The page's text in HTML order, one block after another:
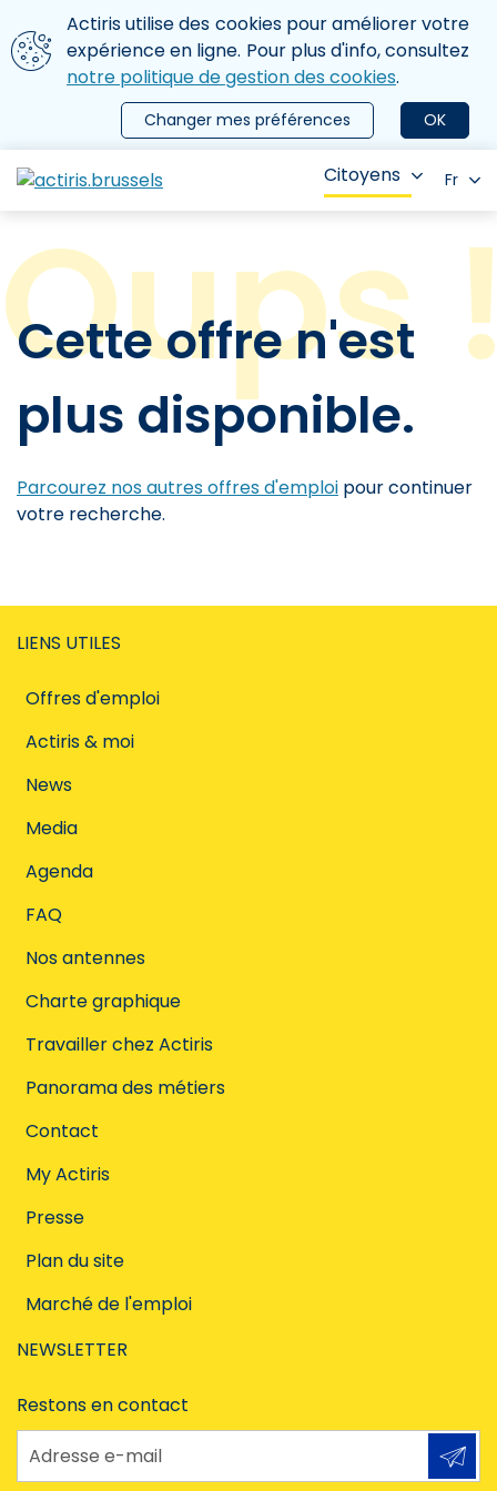
Aller au contenu principal
Nous utilisons des cookies
Actiris utilise des cookies pour améliorer votre
expérience en ligne. Pour plus d'info, consultez
notre politique de gestion des cookies.
OK
Changer mes préférences
le menu
Citoyens Fr
Cette offre n'est
plus disponible.
Parcourez nos autres offres d'emploi pour continuer
votre recherche.
LIENS UTILES
Offres d'emploi
Actiris & moi
News
Media
Agenda
FAQ
Nos antennes
Charte graphique
Travailler chez Actiris
Panorama des métiers
Contact
My Actiris
Presse
Plan du site
Marché de l'emploi
NEWSLETTER
Restons en contact
Adresse e-mail